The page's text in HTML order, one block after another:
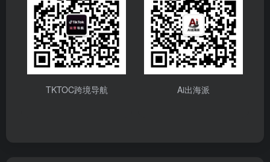
TKTOC跨境导航 Ai出海派